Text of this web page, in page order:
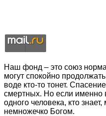
Наш фонд – это союз
могут спокойно
воде кто-то тонет.
смертных. Но если именно
одного человека, кто
немножечко Богом.